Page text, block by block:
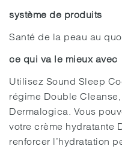
système de produits
Santé de la peau au
ce qui va le mieux avec
Utilisez Sound Sleep
régime Double
Dermalogica. Vous
votre crème hydratante
renforcer l’hydratation